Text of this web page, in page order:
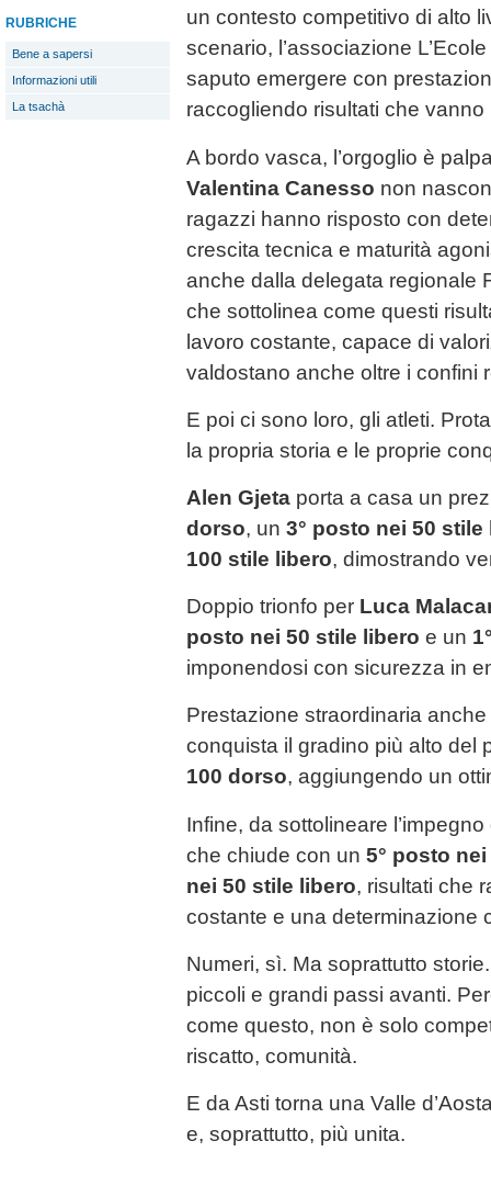
RUBRICHE
Bene a sapersi
Informazioni utili
La tsachà
un contesto competitivo di alto
scenario, l’associazione
saputo emergere con
raccogliendo risultati che
A bordo vasca, l’orgoglio è
Valentina Canesso non
ragazzi hanno risposto con
crescita tecnica e maturità
anche dalla delegata regionale
che sottolinea come questi
lavoro costante, capace di
valdostano anche oltre i confini
E poi ci sono loro, gli atleti.
la propria storia e le proprie
Alen Gjeta porta a casa un
dorso, un 3° posto nei 50 stile
100 stile libero, dimostrando
Doppio trionfo per Luca
posto nei 50 stile libero e un
imponendosi con sicurezza in
Prestazione straordinaria
conquista il gradino più alto del
100 dorso, aggiungendo un
Infine, da sottolineare
che chiude con un 5° posto
nei 50 stile libero, risultati che
costante e una determinazione
Numeri, sì. Ma soprattutto
piccoli e grandi passi avanti.
come questo, non è solo
riscatto, comunità.
E da Asti torna una Valle
e, soprattutto, più unita.